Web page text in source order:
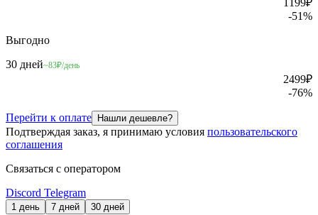
-51%
Выгодно
30 дней~83₽/день
2499₽
-76%
Перейти к оплате Нашли дешевле?
Подтверждая заказ, я принимаю условия пользовательского
соглашения
Связаться с оператором
Discord Telegram
1 день 7 дней 30 дней